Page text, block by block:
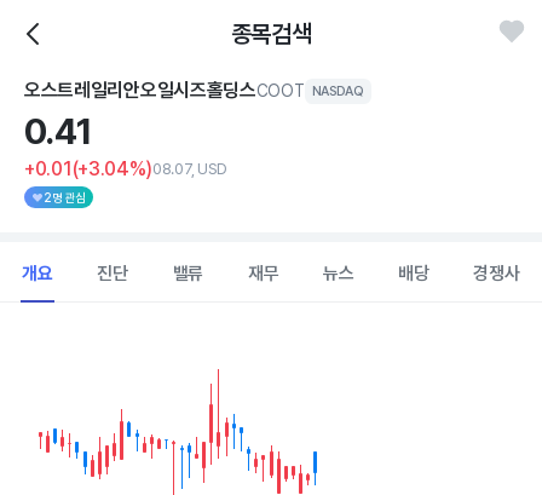
종목검색
오스트레일리안오일시즈홀딩스COOT NASDAQ
0.41
+0.01(+3.04%)08.07, USD
2명 관심
개요 진단 밸류 재무 뉴스 배당 경쟁사
View as data table, Chart
The chart has 1 X axis displaying Time. Data ranges from
The chart has 1 Y axis displaying values. Data ranges from 0.35